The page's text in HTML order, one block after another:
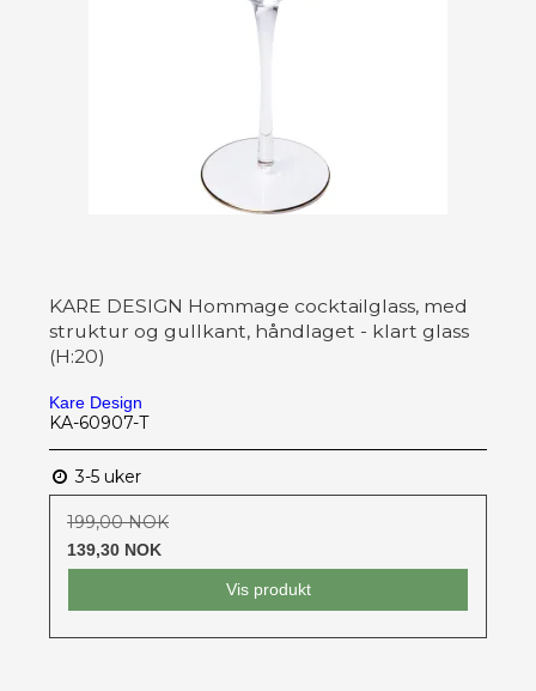
KARE DESIGN Hommage cocktailglass, med
struktur og gullkant, håndlaget - klart glass
(H:20)
Kare Design
KA-60907-T
3-5 uker
199,00 NOK
139,30 NOK
Vis produkt